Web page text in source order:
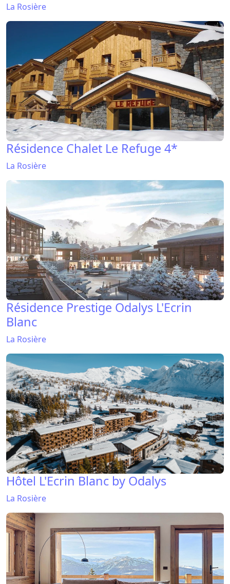
La Rosière
Résidence Chalet Le Refuge 4*
La Rosière
Résidence Prestige Odalys L'Ecrin
Blanc
La Rosière
Hôtel L'Ecrin Blanc by Odalys
La Rosière